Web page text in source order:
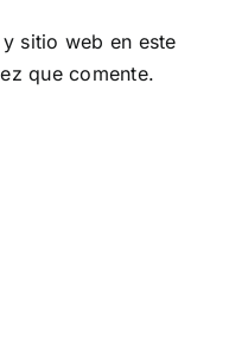
sitio web en este
que comente.